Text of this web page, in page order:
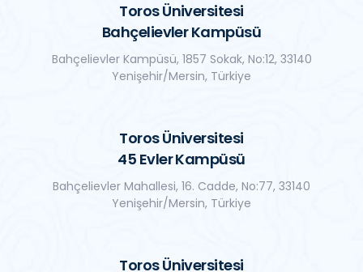
Toros Üniversitesi
Bahçelievler Kampüsü
Bahçelievler Kampüsü, 1857 Sokak, No:12, 33140
Yenişehir/Mersin, Türkiye
Toros Üniversitesi
45 Evler Kampüsü
Bahçelievler Mahallesi, 16. Cadde, No:77, 33140
Yenişehir/Mersin, Türkiye
Toros Üniversitesi